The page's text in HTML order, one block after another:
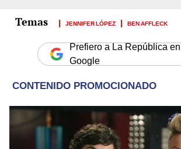
JENNIFER LÓPEZ BEN AFFLECK
Prefiero a La República en
Google